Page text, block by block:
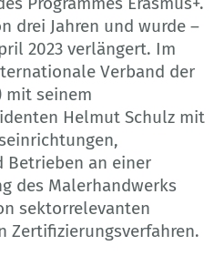
drei Jahren und wurde –
2023 verlängert. Im
Verband der
mit seinem
Helmut Schulz mit
Betrieben an einer
des Malerhandwerks
sektorrelevanten
Zertifizierungsverfahren.